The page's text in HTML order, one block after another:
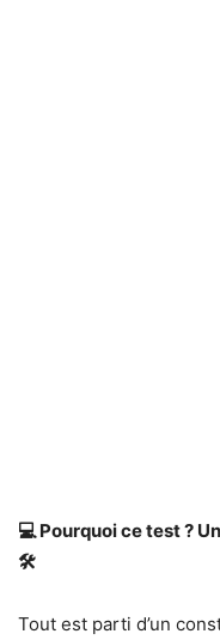
💻 Pourquoi ce test ?
🛠️
Tout est parti d’un